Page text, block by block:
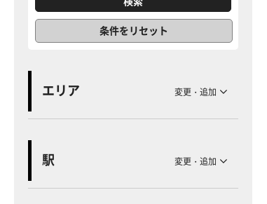
条件をリセット
エリア 変更・追加
駅 変更・追加